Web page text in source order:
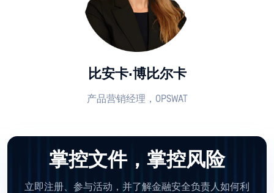
比安卡·博比尔卡
产品营销经理，OPSWAT
掌控文件，掌控风险
立即注册、参与活动，并了解金融安全负责人如何利